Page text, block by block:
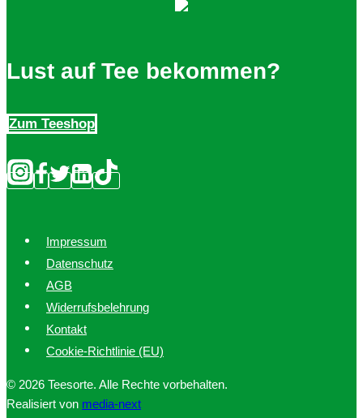
Lust auf Tee bekommen?
Zum Teeshop
Impressum
Datenschutz
AGB
Widerrufsbelehrung
Kontakt
Cookie-Richtlinie (EU)
© 2026 Teesorte. Alle Rechte vorbehalten.
Realisiert von media-next